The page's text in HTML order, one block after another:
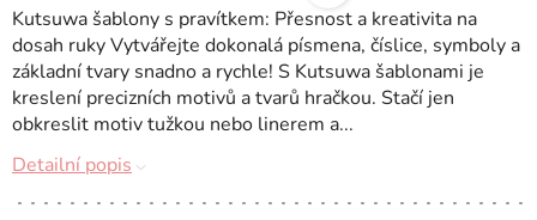
Kutsuwa šablony s pravítkem: Přesnost a kreativita na
dosah ruky Vytvářejte dokonalá písmena, číslice, symboly a
základní tvary snadno a rychle! S Kutsuwa šablonami je
kreslení precizních motivů a tvarů hračkou. Stačí jen
obkreslit motiv tužkou nebo linerem a...
Detailní popis